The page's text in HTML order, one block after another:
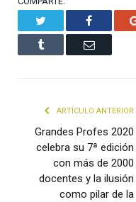
Facebook
Tumblr Email
ARTÍCULO ANTERIOR
Grandes Profes 2020
celebra su 7ª edición
con más de 2000
docentes y la ilusión
como pilar de la